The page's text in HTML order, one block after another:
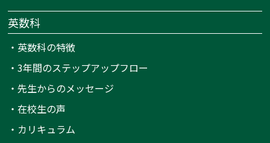
英数科
・ 英数科の特徴
・3年間のステップアップフロー
・先生からのメッセージ
・在校生の声
・ カリキュラム